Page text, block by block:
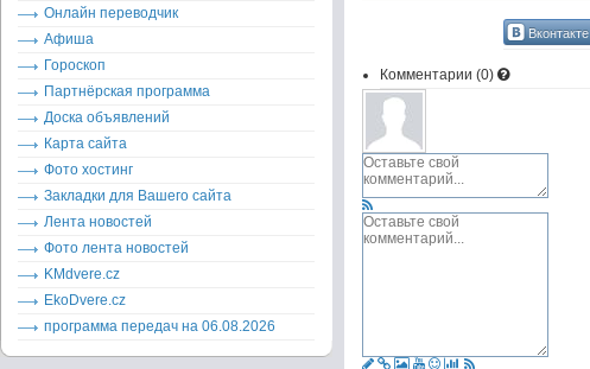
Вконтакте
Комментарии (0)
Онлайн переводчик
Афиша
Гороскоп
Партнёрская программа
Доска объявлений
Карта сайта
Фото хостинг
Закладки для Вашего сайта
Лента новостей
Фото лента новостей
KMdvere.cz
EkoDvere.cz
программа передач на 06.08.2026